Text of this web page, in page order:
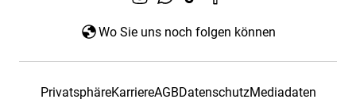
Wo Sie uns noch folgen können
PrivatsphäreKarriereAGBDatenschutzMediadaten